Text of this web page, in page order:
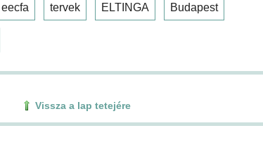
eecfa tervek ELTINGA Budapest
Vissza a lap tetejére